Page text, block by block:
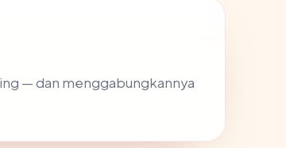
— dan menggabungkannya